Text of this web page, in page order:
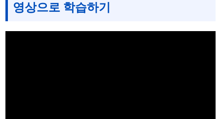
영상으로 학습하기